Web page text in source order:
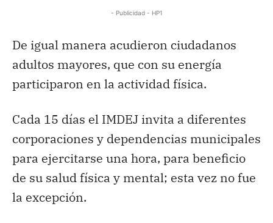
- Publicidad - HP1
De igual manera acudieron ciudadanos
adultos mayores, que con su energía
participaron en la actividad física.
Cada 15 días el IMDEJ invita a diferentes
corporaciones y dependencias municipales
para ejercitarse una hora, para beneficio
de su salud física y mental; esta vez no fue
la excepción.